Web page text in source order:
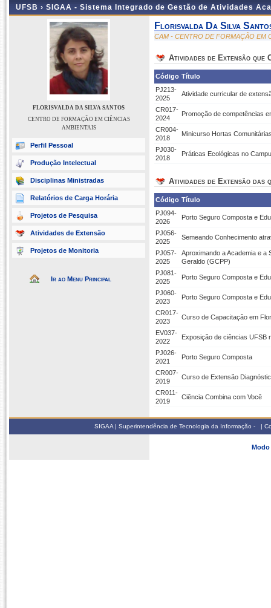
UFSB › SIGAA - Sistema Integrado de Gestão de Atividades
FLORISVALDA DA SILVA SANTOS
CENTRO DE FORMAÇÃO EM CIÊNCIAS
AMBIENTAIS
Perfil Pessoal
Produção Intelectual
Disciplinas Ministradas
Relatórios de Carga Horária
Projetos de Pesquisa
Atividades de Extensão
Projetos de Monitoria
Ir ao Menu Principal
Florisvalda Da Silva
CAM - CENTRO DE FORMAÇÃO EM
Atividades de Extensão que
Código Título
PJ213-
2025
Atividade curricular de
CR017-
2024
Promoção de competências
CR004-
2018
Minicurso Hortas
PJ030-
2018
Práticas Ecológicas no
Atividades de Extensão das
Código Título
PJ094-
2026
Porto Seguro Composta e
PJ056-
2025
Semeando Conhecimento
PJ057-
2025
Aproximando a Academia e
Geraldo (GCPP)
PJ081-
2025
Porto Seguro Composta e
PJ060-
2023
Porto Seguro Composta e
CR017-
2023
Curso de Capacitação em
EV037-
2022
Exposição de ciências UFSB
PJ026-
2021
Porto Seguro Composta
CR007-
2019
Curso de Extensão
CR011-
2019
Ciência Combina com Você
SIGAA | Superintendência de Tecnologia da Informação - |
Modo